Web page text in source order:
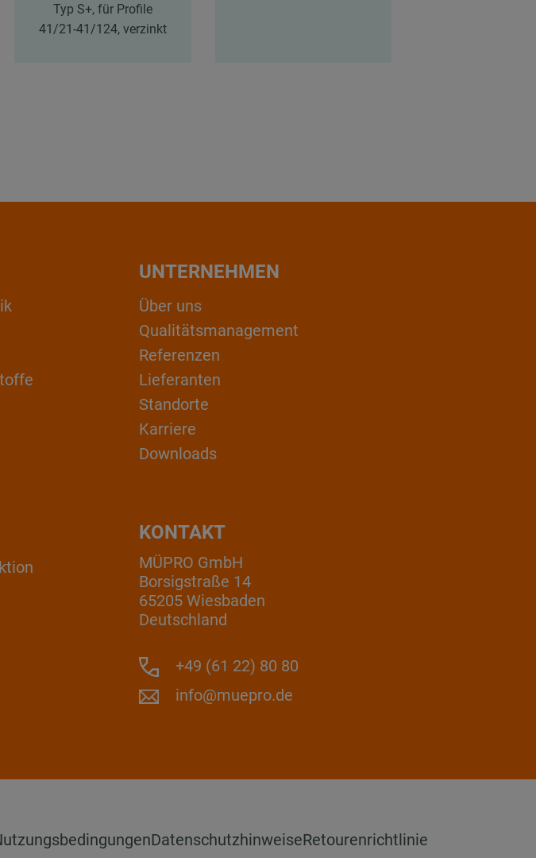
Typ S+, für Profile
41/21-41/124, verzinkt
UNTERNEHMEN
Über uns
Qualitätsmanagement
Referenzen
Lieferanten
Standorte
Karriere
Downloads
KONTAKT
MÜPRO GmbH
Borsigstraße 14
65205 Wiesbaden
Deutschland
+49 (61 22) 80 80
info@muepro.de
DatenschutzhinweiseRetourenrichtlinie